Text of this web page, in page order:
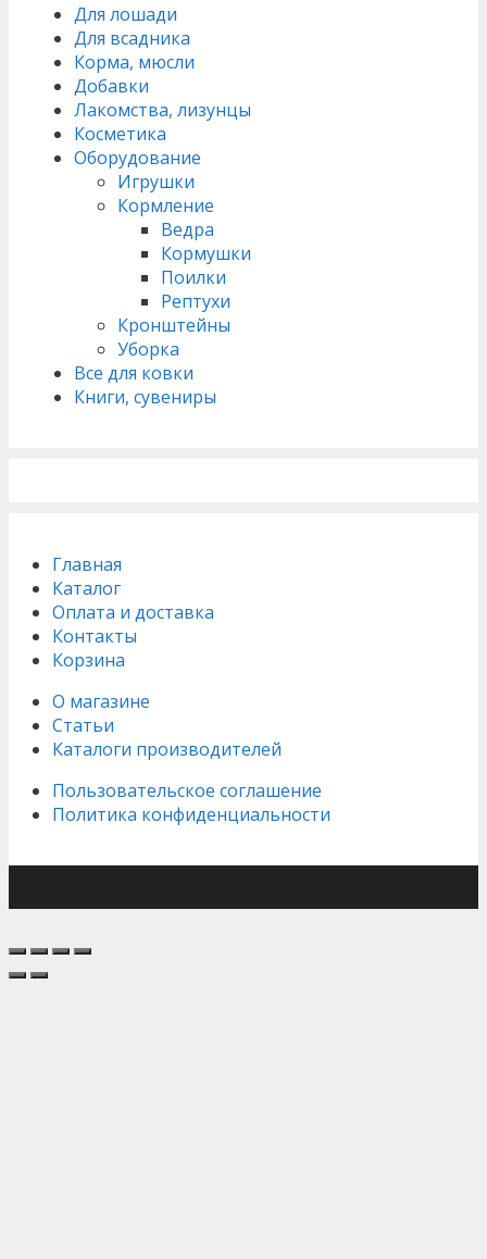
Для лошади
Для всадника
Корма, мюсли
Добавки
Лакомства, лизунцы
Косметика
Оборудование
Игрушки
Кормление
Ведра
Кормушки
Поилки
Рептухи
Кронштейны
Уборка
Все для ковки
Книги, сувениры
Главная
Каталог
Оплата и доставка
Контакты
Корзина
О магазине
Статьи
Каталоги производителей
Пользовательское соглашение
Политика конфиденциальности